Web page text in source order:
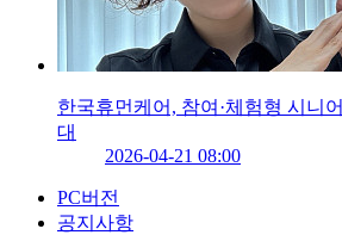
한국휴먼케어, 참여·체험형 시니
대
2026-04-21 08:00
PC버전
공지사항